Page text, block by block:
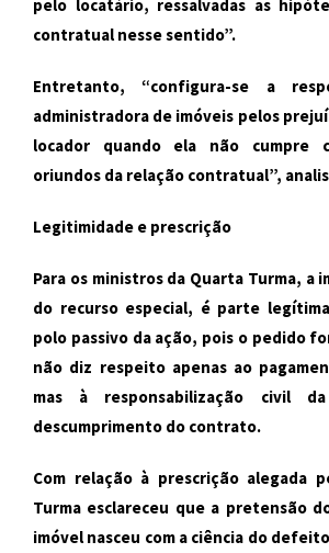
pelo locatário, ressalvadas as
contratual nesse sentido”.
Entretanto, “configura-se a
administradora de imóveis pelos
locador quando ela não cumpre
oriundos da relação contratual”,
Legitimidade e prescrição
Para os ministros da Quarta Turma, a
do recurso especial, é parte
polo passivo da ação, pois o pedido
não diz respeito apenas ao
mas à responsabilização civil
descumprimento do contrato.
Com relação à prescrição alegada
Turma esclareceu que a pretensão
imóvel nasceu com a ciência do